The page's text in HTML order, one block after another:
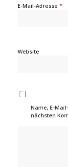
E-Mail-Adresse *
Website
Name, E-
nächsten